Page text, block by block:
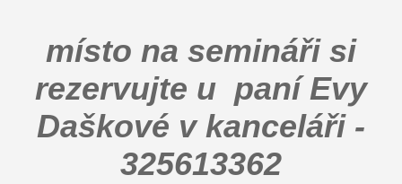
místo na semináři si
rezervujte u paní Evy
Daškové v kanceláři -
325613362